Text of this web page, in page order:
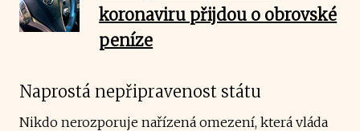
koronaviru přijdou o obrovské
peníze
Naprostá nepřipravenost státu
Nikdo nerozporuje nařízená omezení, která vláda